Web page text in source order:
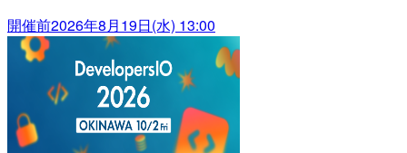
開催前2026年8月19日(水) 13:00